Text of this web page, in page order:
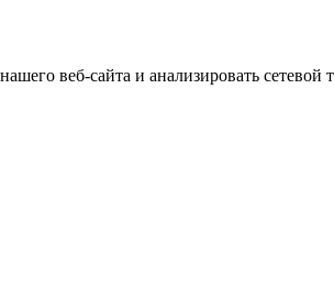
веб-сайта и анализировать сетевой